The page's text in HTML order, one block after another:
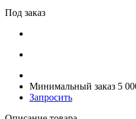
Под заказ
Минимальный заказ 5
Запросить